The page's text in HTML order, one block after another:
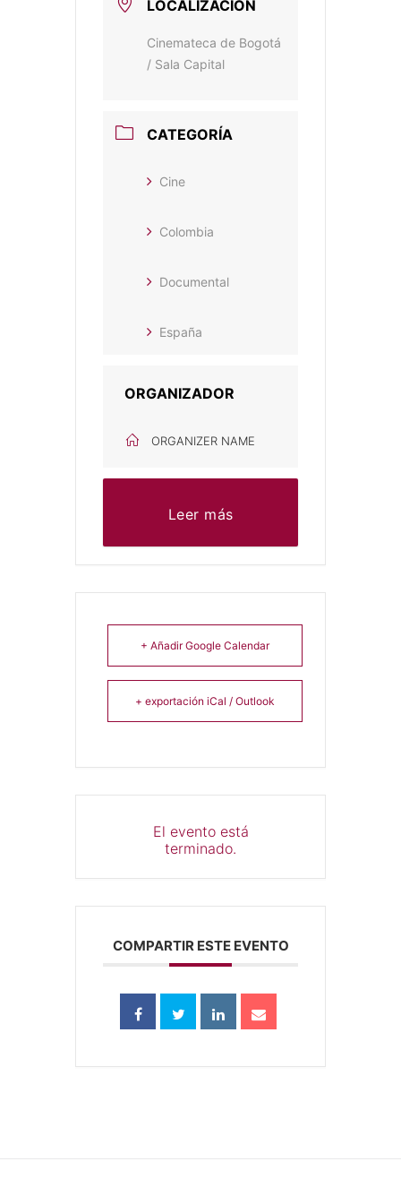
LOCALIZACIÓN
Cinemateca de Bogotá
/ Sala Capital
CATEGORÍA
Cine
Colombia
Documental
España
ORGANIZADOR
ORGANIZER NAME
Leer más
+ Añadir Google Calendar
+ exportación iCal / Outlook
El evento está
terminado.
COMPARTIR ESTE EVENTO